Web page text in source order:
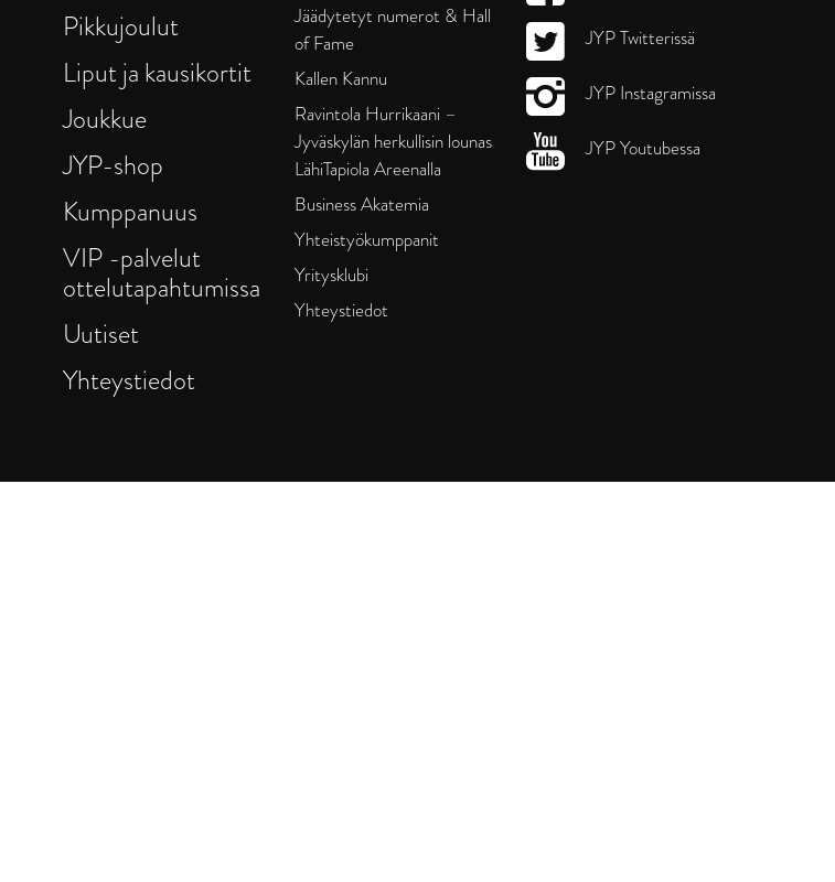
Pikkujoulut
Liput ja kausikortit
Joukkue
JYP-shop
Kumppanuus
VIP -palvelut
ottelutapahtumissa
Uutiset
Yhteystiedot
Jäädytetyt numerot & Hall
of Fame
Kallen Kannu
Ravintola Hurrikaani –
Jyväskylän herkullisin lounas
LähiTapiola Areenalla
Business Akatemia
Yhteistyökumppanit
Yritysklubi
Yhteystiedot
JYP Twitterissä
JYP Instagramissa
JYP Youtubessa